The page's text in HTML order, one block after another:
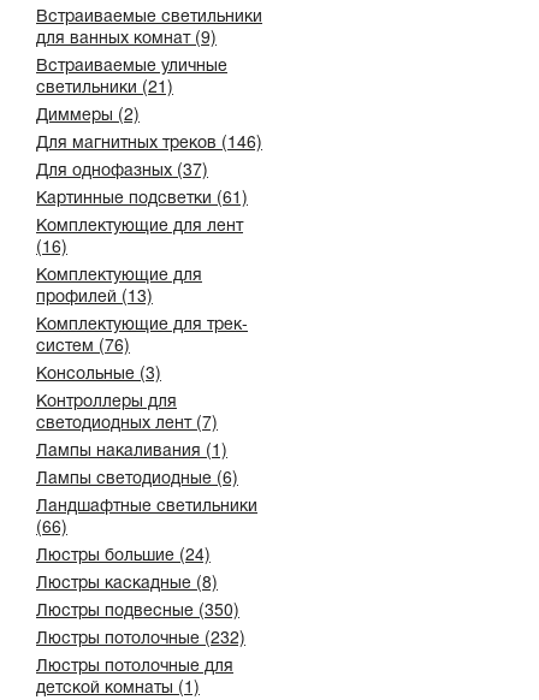
Встраиваемые светильники
для ванных комнат (9)
Встраиваемые уличные
светильники (21)
Диммеры (2)
Для магнитных треков (146)
Для однофазных (37)
Картинные подсветки (61)
Комплектующие для лент
(16)
Комплектующие для
профилей (13)
Комплектующие для трек-
систем (76)
Консольные (3)
Контроллеры для
светодиодных лент (7)
Лампы накаливания (1)
Лампы светодиодные (6)
Ландшафтные светильники
(66)
Люстры большие (24)
Люстры каскадные (8)
Люстры подвесные (350)
Люстры потолочные (232)
Люстры потолочные для
детской комнаты (1)